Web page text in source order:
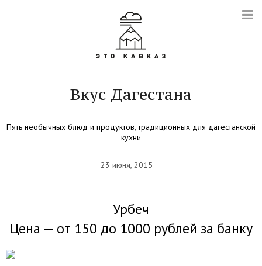
Вкус Дагестана
Пять необычных блюд и продуктов, традиционных для дагестанской
кухни
23 июня, 2015
Урбеч
Цена — от 150 до 1000 рублей за банку